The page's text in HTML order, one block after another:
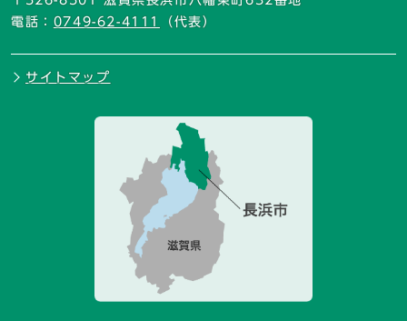
電話： 0749-62-4111 （代表）
サイトマップ